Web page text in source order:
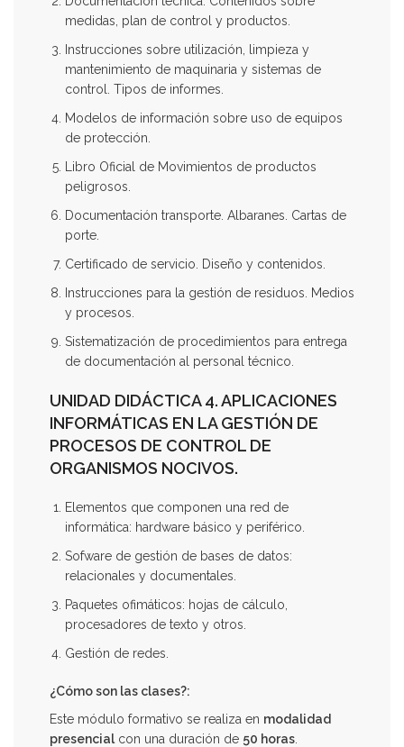
medidas, plan de control y productos.
Instrucciones sobre utilización, limpieza y
mantenimiento de maquinaria y sistemas de
control. Tipos de informes.
Modelos de información sobre uso de equipos
de protección.
Libro Oficial de Movimientos de productos
peligrosos.
Documentación transporte. Albaranes. Cartas de
porte.
Certificado de servicio. Diseño y contenidos.
Instrucciones para la gestión de residuos. Medios
y procesos.
Sistematización de procedimientos para entrega
de documentación al personal técnico.
UNIDAD DIDÁCTICA 4. APLICACIONES
INFORMÁTICAS EN LA GESTIÓN DE
PROCESOS DE CONTROL DE
ORGANISMOS NOCIVOS.
Elementos que componen una red de
informática: hardware básico y periférico.
Sofware de gestión de bases de datos:
relacionales y documentales.
Paquetes ofimáticos: hojas de cálculo,
procesadores de texto y otros.
Gestión de redes.
¿Cómo son las clases?:
Este módulo formativo se realiza en modalidad
presencial con una duración de 50 horas